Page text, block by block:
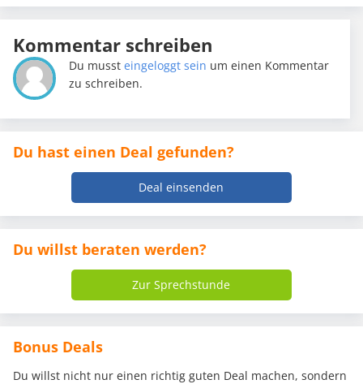
Kommentar schreiben
Du mussteingeloggt sein um einen Kommentar
zu schreiben.
Du hast einen Deal gefunden?
Deal einsenden
Du willst beraten werden?
Zur Sprechstunde
Bonus Deals
Du willst nicht nur einen richtig guten Deal machen, sondern